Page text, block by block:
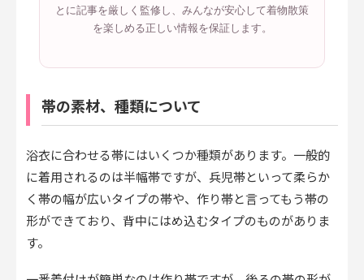
とに記事を厳しく監修し、みんなが安心して着物散策
を楽しめる正しい情報を保証します。
帯の素材、種類について
浴衣に合わせる帯にはいくつか種類があります。一般的
に着用されるのは半幅帯ですが、兵児帯といって柔らか
く帯の幅が広いタイプの帯や、作り帯と言ってもう帯の
形ができており、背中にはめ込むタイプのものがありま
す。